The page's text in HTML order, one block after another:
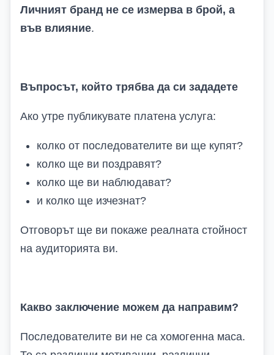
Личният бранд не се измерва в брой, а
във влияние.
Въпросът, който трябва да си зададете
Ако утре публикувате платена услуга:
колко от последователите ви ще купят?
колко ще ви поздравят?
колко ще ви наблюдават?
и колко ще изчезнат?
Отговорът ще ви покаже реалната стойност
на аудиторията ви.
Какво заключение можем да направим?
Последователите ви не са хомогенна маса.